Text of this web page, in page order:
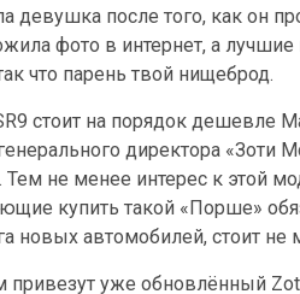
девушка после того, как он
фото в интернет, а лучшие
что парень твой нищеброд.
стоит на порядок дешевле
директора «Зоти
Тем не менее интерес к этой
купить такой «Порше»
новых автомобилей, стоит не
привезут уже обновлённый